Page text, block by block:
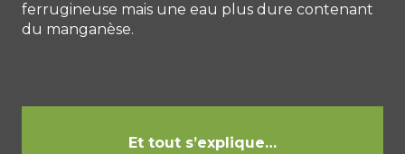
ferrugineuse mais une eau plus dure contenant
du manganèse.
Et tout s’explique…